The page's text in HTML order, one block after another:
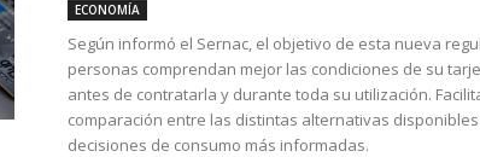
ECONOMÍA
Según informó el Sernac, el objetivo de esta nueva
personas comprendan mejor las condiciones de su
antes de contratarla y durante toda su utilización.
comparación entre las distintas alternativas
decisiones de consumo más informadas.